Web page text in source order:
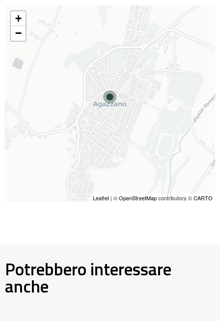
+
−
Leaflet | ©OpenStreetMapcontributors ©CARTO
Potrebbero interessare
anche